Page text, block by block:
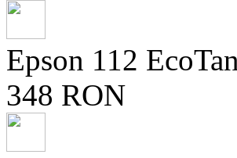
Epson 112
348 RON